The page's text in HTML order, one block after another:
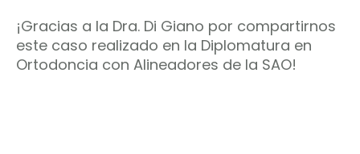
¡Gracias a la Dra. Di Giano por compartirnos
este caso realizado en la Diplomatura en
Ortodoncia con Alineadores de la SAO!